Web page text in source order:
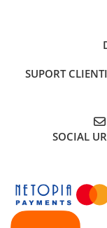
Lame de ferăstrău
Panze de taiere cu
Panze de taiere
Roti de lustruit
Standuri pentru
frezat
Standuri pentru
SUPORT CLIENTI
SOCIAL